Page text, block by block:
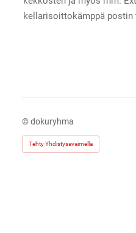
kellarisoittokämppä postin
©dokuryhma
Tehty Yhdistysavaimella